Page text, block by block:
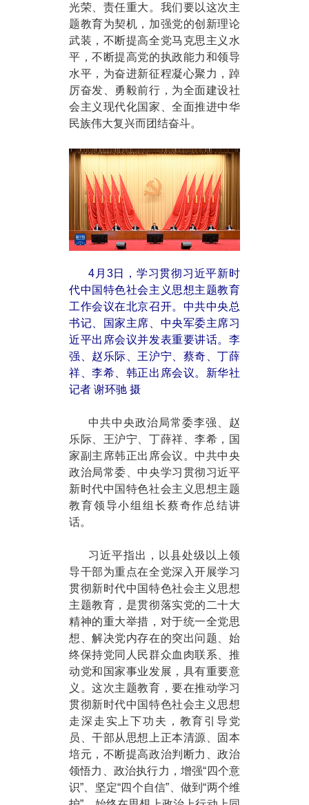
光荣、责任重大。我们要以这次主
题教育为契机，加强党的创新理论
武装，不断提高全党马克思主义水
平，不断提高党的执政能力和领导
水平，为奋进新征程凝心聚力，踔
厉奋发、勇毅前行，为全面建设社
会主义现代化国家、全面推进中华
民族伟大复兴而团结奋斗。
4月3日，学习贯彻习近平新时
代中国特色社会主义思想主题教育
工作会议在北京召开。中共中央总
书记、国家主席、中央军委主席习
近平出席会议并发表重要讲话。李
强、赵乐际、王沪宁、蔡奇、丁薛
祥、李希、韩正出席会议。新华社
记者 谢环驰 摄
中共中央政治局常委李强、赵
乐际、王沪宁、丁薛祥、李希，国
家副主席韩正出席会议。中共中央
政治局常委、中央学习贯彻习近平
新时代中国特色社会主义思想主题
教育领导小组组长蔡奇作总结讲
话。
习近平指出，以县处级以上领
导干部为重点在全党深入开展学习
贯彻新时代中国特色社会主义思想
主题教育，是贯彻落实党的二十大
精神的重大举措，对于统一全党思
想、解决党内存在的突出问题、始
终保持党同人民群众血肉联系、推
动党和国家事业发展，具有重要意
义。这次主题教育，要在推动学习
贯彻新时代中国特色社会主义思想
走深走实上下功夫，教育引导党
员、干部从思想上正本清源、固本
培元，不断提高政治判断力、政治
领悟力、政治执行力，增强“四个意
识”、坚定“四个自信”、做到“两个维